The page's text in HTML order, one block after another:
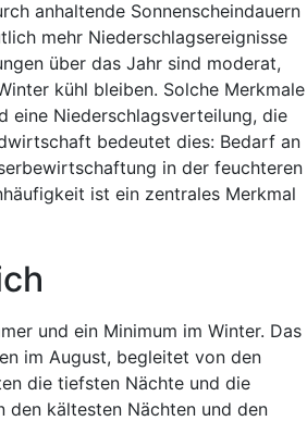
anhaltende Sonnenscheindauern
mehr Niederschlagsereignisse
über das Jahr sind moderat,
kühl bleiben. Solche Merkmale
eine Niederschlagsverteilung, die
bedeutet dies: Bedarf an
in der feuchteren
ist ein zentrales Merkmal
und ein Minimum im Winter. Das
im August, begleitet von den
die tiefsten Nächte und die
den kältesten Nächten und den